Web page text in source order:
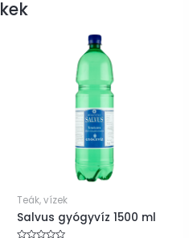
Teák, vízek
Salvus gyógyvíz 1500 ml